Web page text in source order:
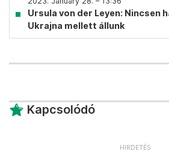
Ursula von der Leyen: Nincsen
Ukrajna mellett állunk
Kapcsolódó